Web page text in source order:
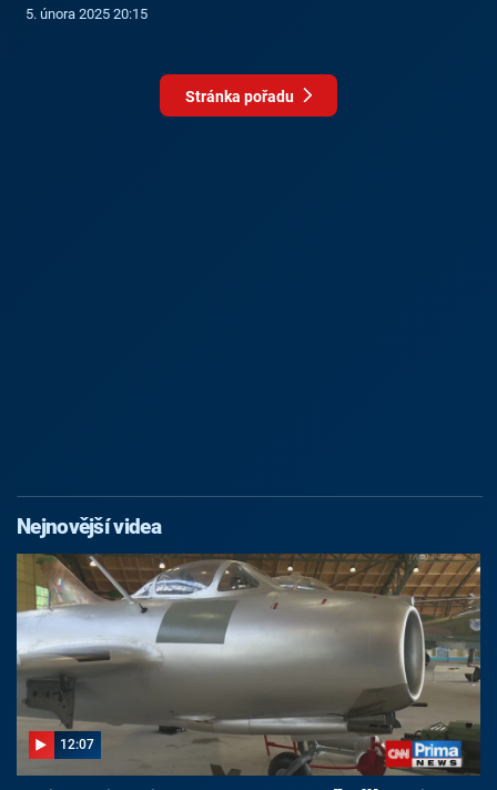
5. února 2025 20:15
Stránka pořadu
Nejnovější videa
12:07